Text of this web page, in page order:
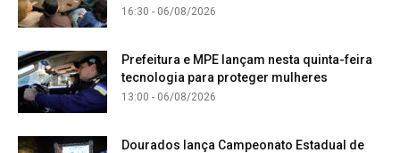
16:30 - 06/08/2026
Prefeitura e MPE lançam nesta quinta-feira
tecnologia para proteger mulheres
13:00 - 06/08/2026
Dourados lança Campeonato Estadual de